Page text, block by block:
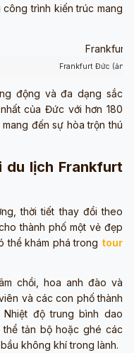
trình kiến trúc mang
Frankfurt Đức (ảnh
động và đa dạng sắc
của Đức với hơn 180
đến sự hòa trộn thú
du lịch Frankfurt
thời tiết thay đổi theo
thành phố một vẻ đẹp
thể khám phá trong tour
chồi, hoa anh đào và
và các con phố thành
độ trung bình dao
tản bộ hoặc ghé các
không khí trong lành.